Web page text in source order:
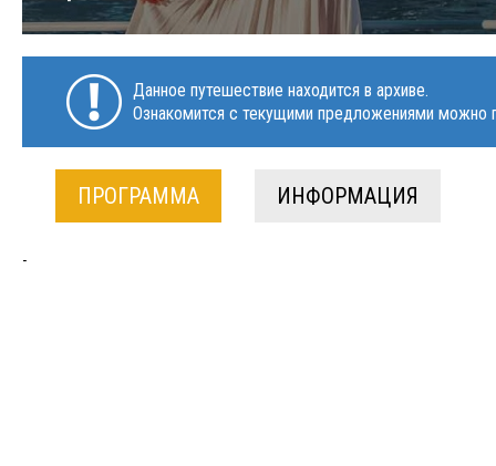
Данное путешествие находится в архиве.
Ознакомится с текущими предложениями можно
ПРОГРАММА ИНФОРМАЦИЯ
-